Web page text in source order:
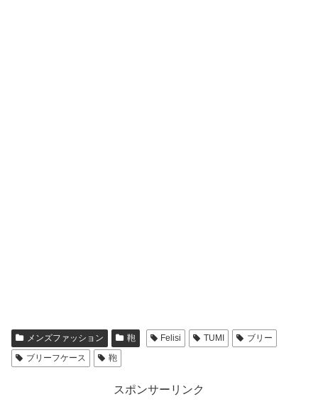
メンズファッション 鞄 Felisi TUMI
ブリー
ブリーフケース
鞄
スポンサーリンク